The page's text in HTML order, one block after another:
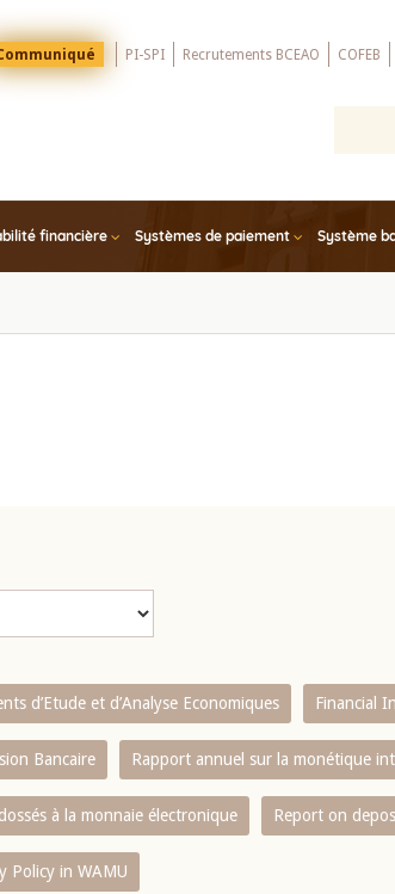
PI-SPI Recrutements BCEAO COFEB
financière Systèmes de paiement Système
d’Etude et d’Analyse Economiques Financial
Bancaire Rapport annuel sur la monétique
à la monnaie électronique Report on
Policy in WAMU